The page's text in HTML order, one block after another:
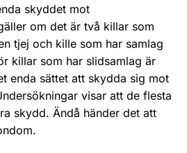
skyddet mot
om det är två killar som
tjej och kille som har samlag
killar som har slidsamlag är
enda sättet att skydda sig mot
visar att de flesta
skydd. Ändå händer det att